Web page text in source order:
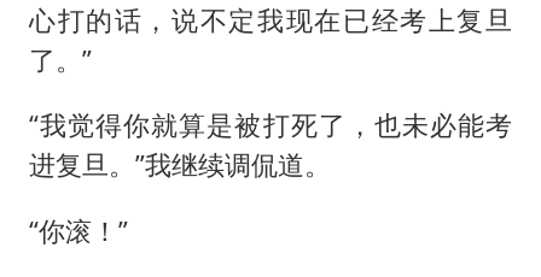
心打的话，说不定我现在已经考上复旦
了。”
“我觉得你就算是被打死了，也未必能考
进复旦。”我继续调侃道。
“你滚！”